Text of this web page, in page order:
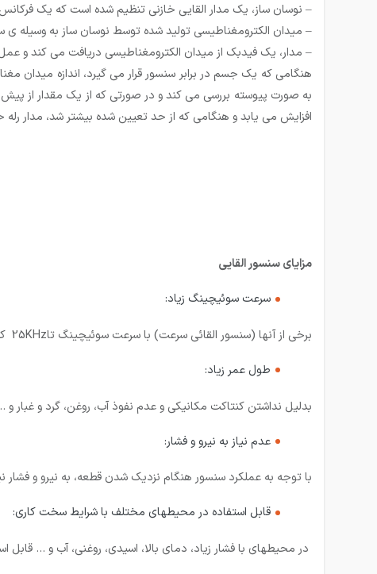
– نوسان ساز، یک مدار القایی خازنی تنظیم شده است که یک
– میدان الکترومغناطیسی تولید شده توسط نوسان ساز به وسیله ی
– مدار، یک فیدبک از میدان الکترومغناطیسی دریافت می کند و
هنگامی که یک جسم در برابر سنسور قرار می گیرد، اندازه میدان
به صورت پیوسته بررسی می کند و در صورتی که از یک مقدار از
افزایش می یابد و هنگامی که از حد تعیین شده بیشتر شد، مدار
مزایای سنسور القایی
سرعت سوئیچینگ زیاد:
برخی از آنها (سنسور القائی سرعت) با سرعت سوئیچینگ تا25KHz کارمیکنند.
طول عمر زیاد:
بدلیل نداشتن کنتاکت مکانیکی و عدم نفوذ آب، روغن، گرد و غبار و
عدم نیاز به نیرو و فشار:
با توجه به عملکرد سنسور هنگام نزدیک شدن قطعه، به نیرو و فشار
قابل استفاده در محیطهای مختلف با شرایط سخت کاری:
در محیطهای با فشار زیاد، دمای بالا، اسیدی، روغنی، آب و … قابل